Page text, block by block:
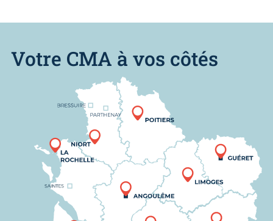
Votre CMA à vos côtés